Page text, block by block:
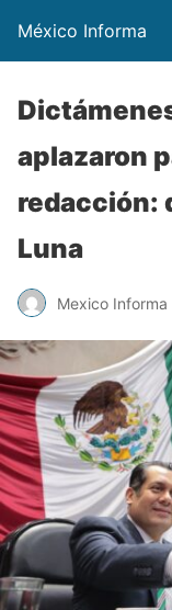
México Informa
aplazaron
redacción:
Luna
Mexico Informa